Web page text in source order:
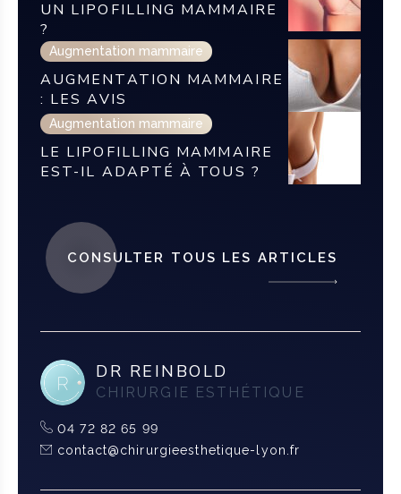
UN LIPOFILLING MAMMAIRE
?
Augmentation mammaire
AUGMENTATION MAMMAIRE
: LES AVIS
Augmentation mammaire
LE LIPOFILLING MAMMAIRE
EST-IL ADAPTÉ À TOUS ?
CONSULTER TOUS LES ARTICLES
DR REINBOLD
CHIRURGIE ESTHÉTIQUE
04 72 82 65 99
contact@chirurgieesthetique-lyon.fr